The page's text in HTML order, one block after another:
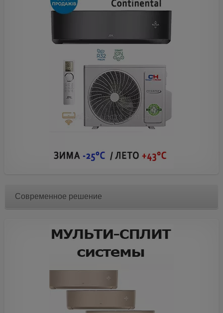
Современное решение